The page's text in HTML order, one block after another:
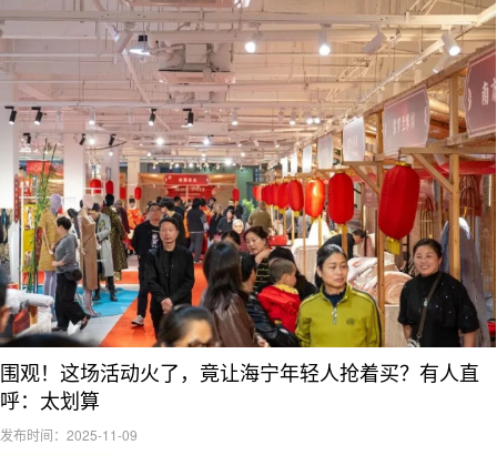
围观！这场活动火了，竟让海宁年轻人抢着买？有人直
呼：太划算
发布时间：2025-11-09